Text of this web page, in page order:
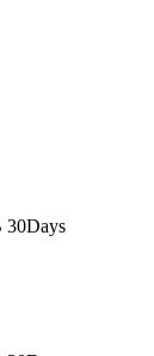
30Days